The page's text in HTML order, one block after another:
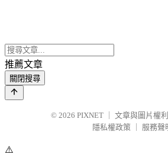
推薦文章
關閉搜尋
© 2026 PIXNET
文章與圖片權
隱私權政策
服務聲
⚠️